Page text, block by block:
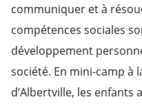
communiquer et à
compétences sociales
développement
société. En mini-camp à
d’Albertville, les enfants